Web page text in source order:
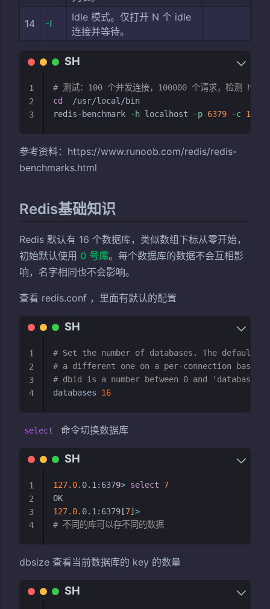
14 -I
Idle 模式。仅打开 N 个 idle
连接并等待。
# 测试：100 个并发连接，100000 个请求，检测
cd
  /usr/local/bin
redis-benchmark
-h localhost -p 6379 -c 100
1
2
3
参考资料：https://www.runoob.com/redis/redis-
benchmarks.html
Redis基础知识
Redis 默认有 16 个数据库，类似数组下标从零开始，
初始默认使用 0 号库。每个数据库的数据不会互相影
响，名字相同也不会影响。
查看 redis.conf ，里面有默认的配置
# Set the number of databases. The default
# a different one on a per-connection basis
# dbid is a number between 0 and
databases 16
1
2
3
4
select 命令切换数据库
127.0.0.1:6379> select
7
127.0.0.1:6379 [7] >
# 不同的库可以存不同的数据
1
2
3
4
dbsize 查看当前数据库的 key 的数量